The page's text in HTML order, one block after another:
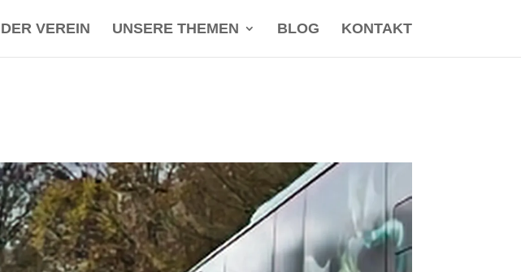
DER VEREIN UNSERE THEMEN BLOG KONTAKT